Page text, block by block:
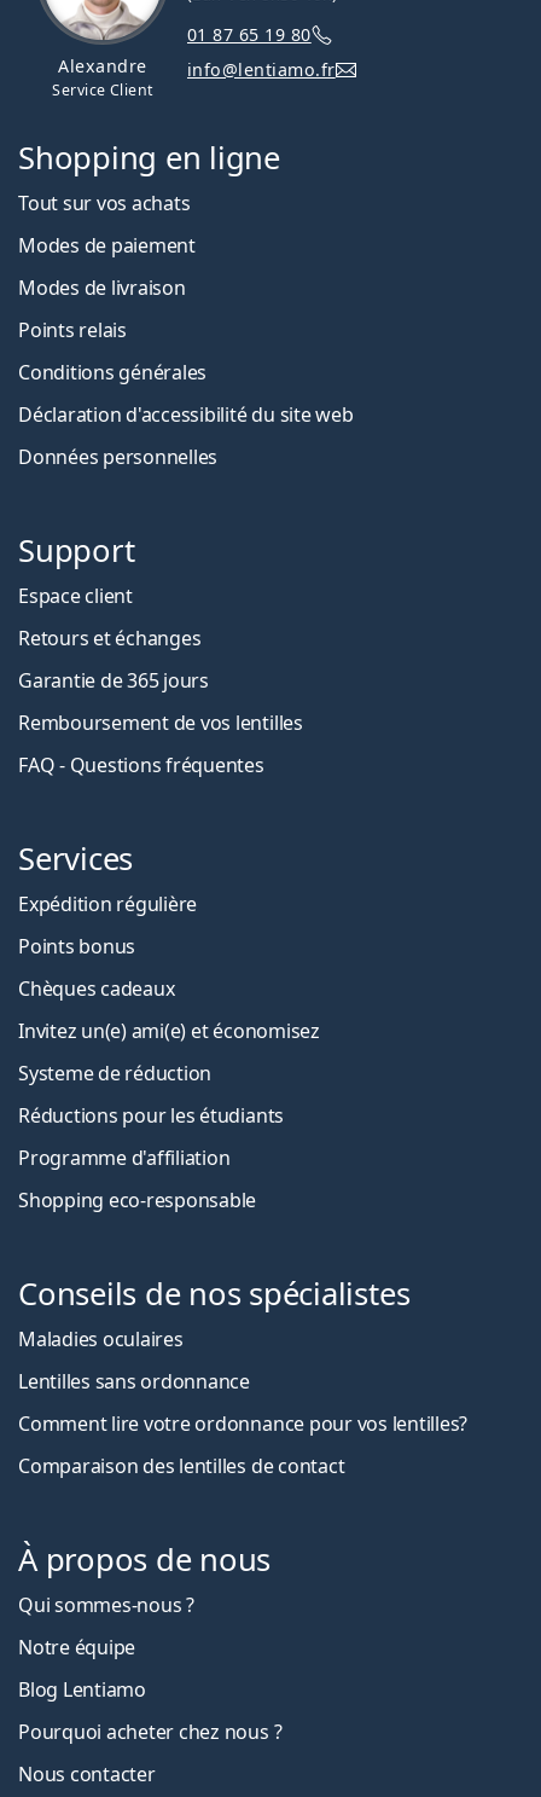
Alexandre
Service Client
01 87 65 19 80
info@lentiamo.fr
Shopping en ligne
Tout sur vos achats
Modes de paiement
Modes de livraison
Points relais
Conditions générales
Déclaration d'accessibilité du site web
Données personnelles
Support
Espace client
Retours et échanges
Garantie de 365 jours
Remboursement de vos lentilles
FAQ - Questions fréquentes
Services
Expédition régulière
Points bonus
Chèques cadeaux
Invitez un(e) ami(e) et économisez
Systeme de réduction
Réductions pour les étudiants
Programme d'affiliation
Shopping eco-responsable
Conseils de nos spécialistes
Maladies oculaires
Lentilles sans ordonnance
Comment lire votre ordonnance pour vos lentilles?
Comparaison des lentilles de contact
À propos de nous
Qui sommes-nous ?
Notre équipe
Blog Lentiamo
Pourquoi acheter chez nous ?
Nous contacter